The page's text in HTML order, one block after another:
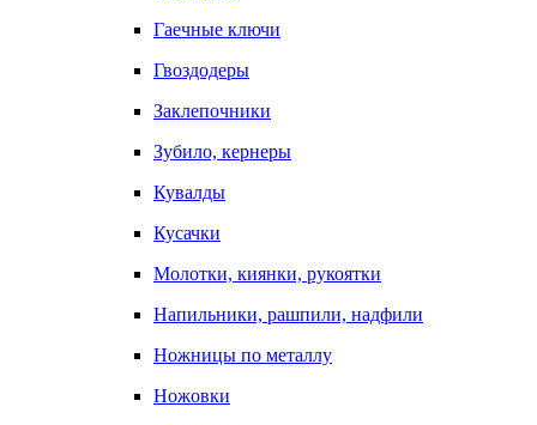
Гаечные ключи
Гвоздодеры
Заклепочники
Зубило, кернеры
Кувалды
Кусачки
Молотки, киянки, рукоятки
Напильники, рашпили, надфили
Ножницы по металлу
Ножовки